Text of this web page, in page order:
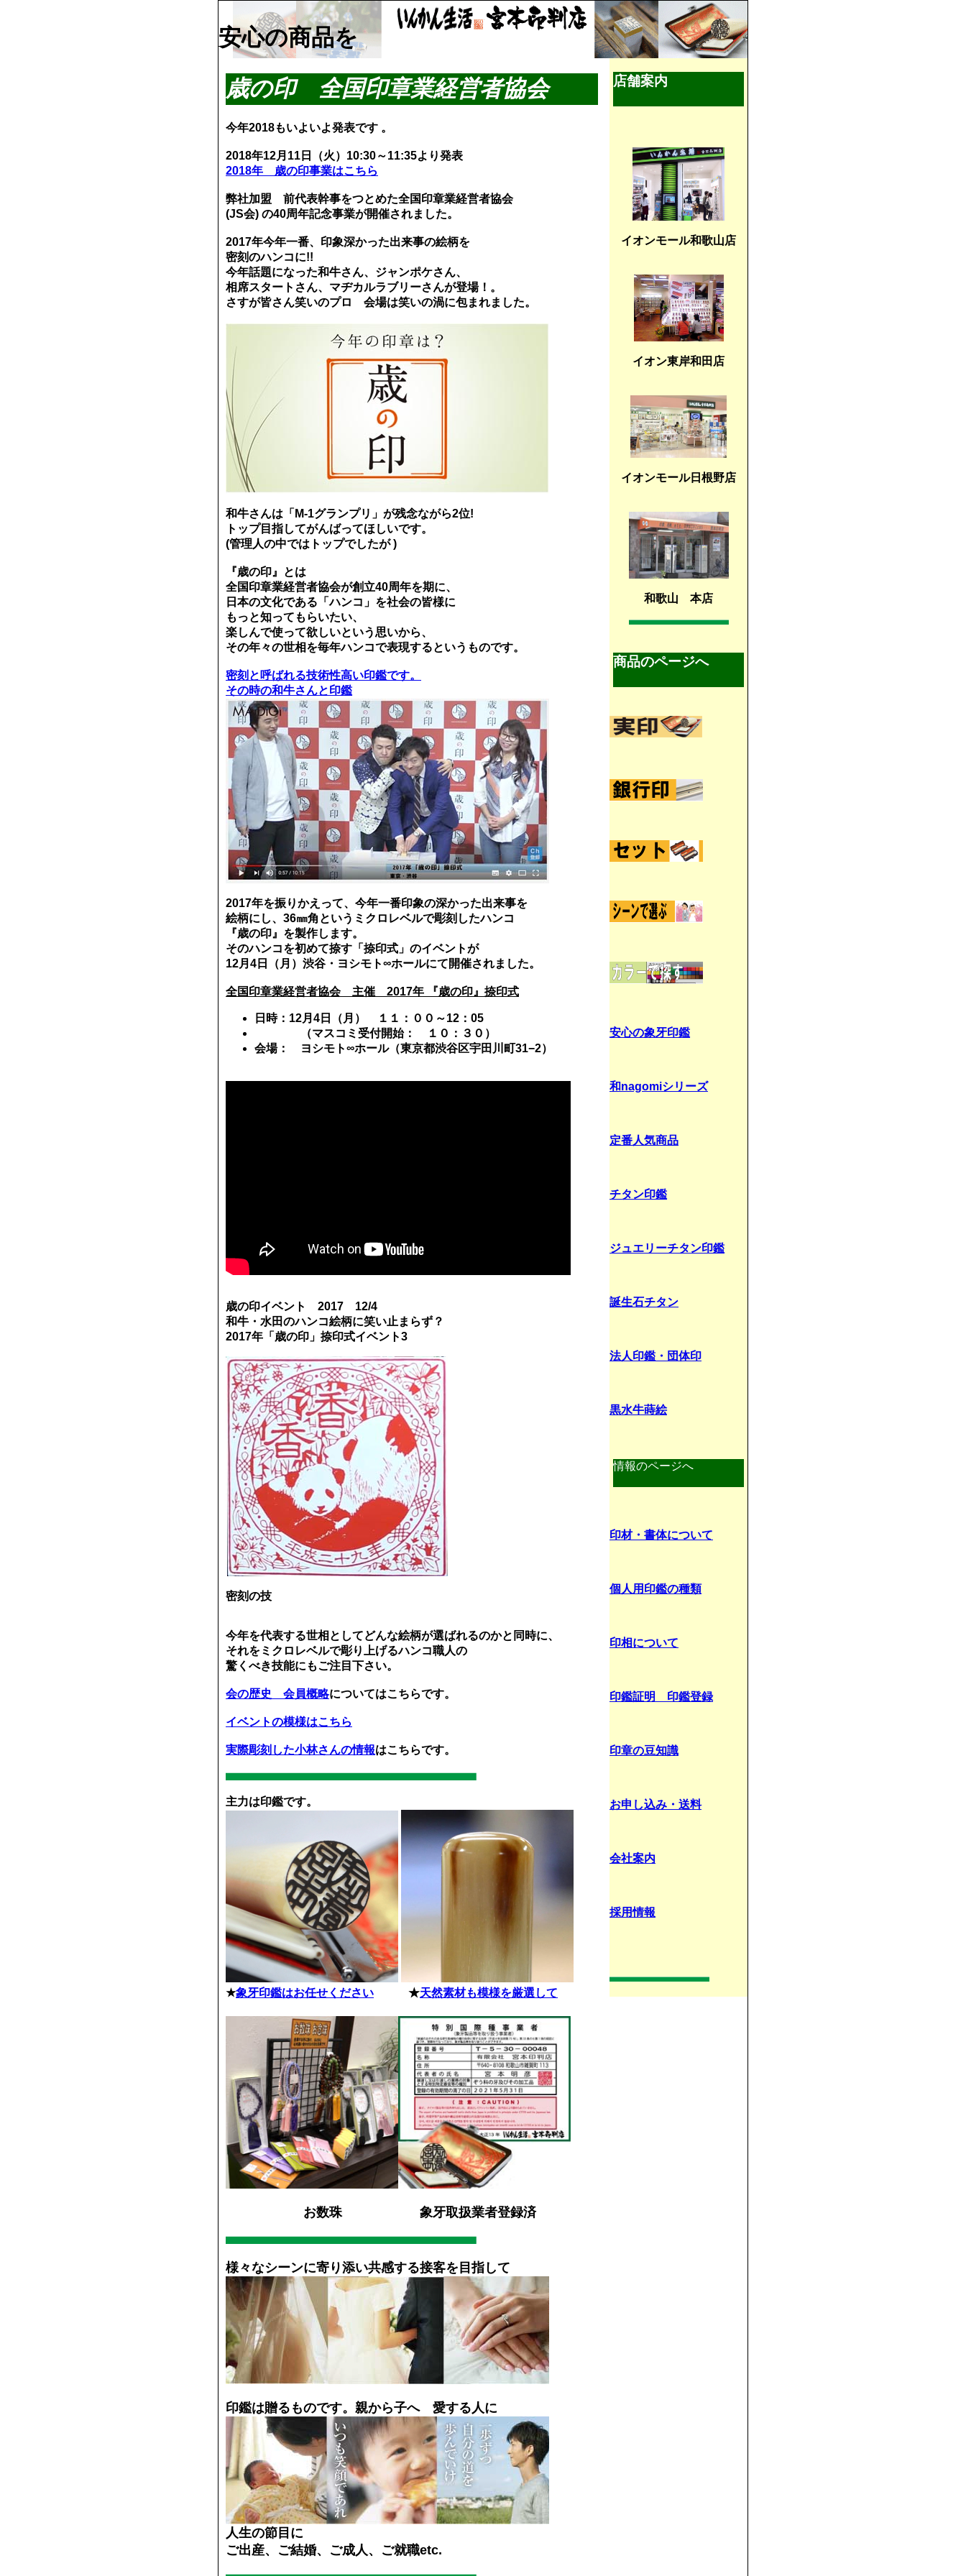
安心の商品を
店舗案内
イオンモール和歌山店
イオン東岸和田店
イオンモール日根野店
和歌山 本店
商品のページへ
安心の象牙印鑑
和nagomiシリーズ
定番人気商品
チタン印鑑
ジュエリーチタン印鑑
誕生石チタン
法人印鑑・団体印
黒水牛蒔絵
情報のページへ
印材・書体について
個人用印鑑の種類
印相について
印鑑証明 印鑑登録
印章の豆知識
お申し込み・送料
会社案内
採用情報
歳の印 全国印章業経営者協会
今年2018もいよいよ発表です 。
2018年12月11日（火）10:30～11:35より発表
2018年 歳の印事業はこちら
弊社加盟 前代表幹事をつとめた全国印章業経営者協会
(JS会) の40周年記念事業が開催されました。
2017年今年一番、印象深かった出来事の絵柄を
密刻のハンコに!!
今年話題になった和牛さん、ジャンポケさん、
相席スタートさん、マヂカルラブリーさんが登場！ 。
さすが皆さん笑いのプロ 会場は笑いの渦に包まれました。
和牛さんは「M-1グランプリ」が残念ながら2位!
トップ目指してがんばってほしいです。
(管理人の中ではトップでしたが )
『歳の印』とは
全国印章業経営者協会が創立40周年を期に、
日本の文化である「ハンコ」を社会の皆様に
もっと知ってもらいたい、
楽しんで使って欲しいという思いから、
その年々の世相を毎年ハンコで表現するというものです。
密刻と呼ばれる技術性高い印鑑です。
その時の和牛さんと印鑑
2017年を振りかえって、今年一番印象の深かった出来事を
絵柄にし、36㎜角というミクロレベルで彫刻したハンコ
『歳の印』を製作します。
そのハンコを初めて捺す「捺印式」のイベントが
12月4日（月）渋谷・ヨシモト∞ホールにて開催されました。
全国印章業経営者協会 主催 2017年 『歳の印 』 捺印式
日時： 12月 4 日（月） １１：００～12 ： 05
（マスコミ受付開始： １０：３０）
会場： ヨシモト∞ホール（東京都渋谷区宇田川町31−2）
歳の印イベント 2017 12/4
‪和牛・水田のハンコ絵柄に笑い止まらず？
2017年「歳の印」捺印式イベント3
密刻の技
今年を代表する世相としてどんな絵柄が選ばれるのかと同時に、
それをミクロレベルで彫り上げるハンコ職人の
驚くべき技能にもご注目下さい。
会の歴史 会員概略についてはこちらです。
イベントの模様はこちら
実際彫刻した小林さんの情報はこちらです。
主力は印鑑です。
★象牙印鑑はお任せください ★天然素材も模様を厳選して
お数珠 象牙取扱業者登録済
様々なシーンに寄り添い共感する接客を目指して
印鑑は贈るものです。親から子へ 愛する人に
人生の節目に
ご出産、ご結婚、ご成人、ご就職etc.